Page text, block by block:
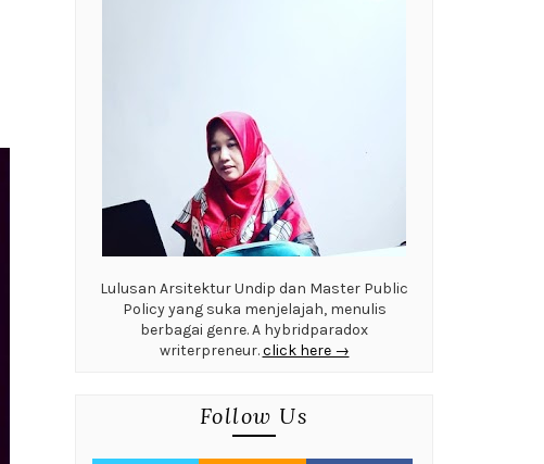
Lulusan Arsitektur Undip dan Master Public
Policy yang suka menjelajah, menulis
berbagai genre. A hybridparadox
writerpreneur.click here →
Follow Us